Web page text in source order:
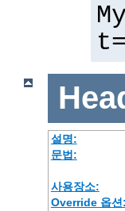
설명:
문법:
사용장소:
Override 옵션: